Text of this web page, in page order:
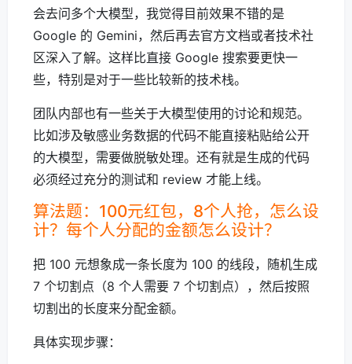
会去问多个大模型，我觉得目前效果不错的是
Google 的 Gemini，然后再去官方文档或者技术社
区深入了解。这样比直接 Google 搜索要更快一
些，特别是对于一些比较新的技术栈。
团队内部也有一些关于大模型使用的讨论和规范。
比如涉及敏感业务数据的代码不能直接粘贴给公开
的大模型，需要做脱敏处理。还有就是生成的代码
必须经过充分的测试和 review 才能上线。
算法题：100元红包，8个人抢，怎么设
计？每个人分配的金额怎么设计？
把 100 元想象成一条长度为 100 的线段，随机生成
7 个切割点（8 个人需要 7 个切割点），然后按照
切割出的长度来分配金额。
具体实现步骤：